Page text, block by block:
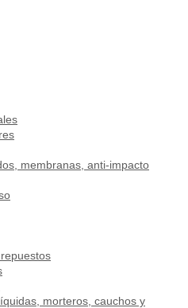
membranas, anti-impacto
morteros, cauchos y